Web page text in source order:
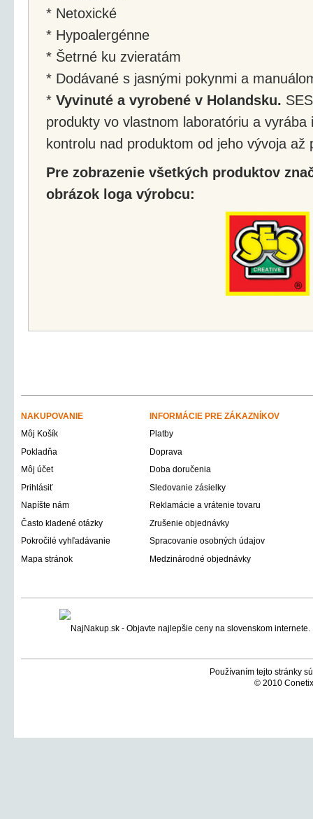
* Netoxické
* Hypoalergénne
* Šetrné ku zvieratám
* Dodávané s jasnými pokynmi a
* Vyvinuté a vyrobené v Holandsku.
produkty vo vlastnom laboratóriu a
kontrolu nad produktom od jeho vývoja až
Pre zobrazenie všetkých produktov
obrázok loga výrobcu:
NAKUPOVANIE
INFORMÁCIE PRE ZÁKAZNÍKOV
Môj Košík
Platby
Pokladňa
Doprava
Môj účet
Doba doručenia
Prihlásiť
Sledovanie zásielky
Napíšte nám
Reklamácie a vrátenie tovaru
Často kladené otázky
Zrušenie objednávky
Pokročilé vyhľadávanie
Spracovanie osobných údajov
Mapa stránok
Medzinárodné objednávky
Používaním tejto stránky
© 2010